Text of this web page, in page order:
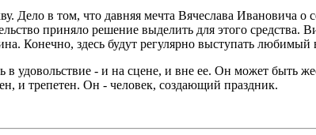
Дело в том, что давняя мечта Вячеслава Ивановича о
приняло решение выделить для этого средства.
Конечно, здесь будут регулярно выступать
удовольствие - и на сцене, и вне ее. Он может быть
и трепетен. Он - человек, создающий праздник.